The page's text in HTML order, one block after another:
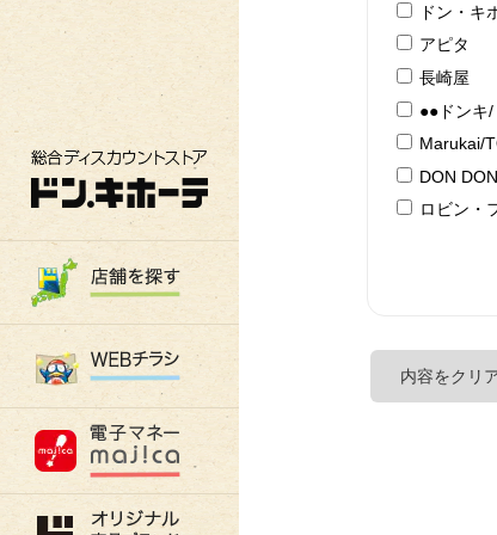
総合ディスカウントストア ドン・キホ
ドン・キ
アピタ
長崎屋
●●ドンキ
Marukai/
DON
ロビン・